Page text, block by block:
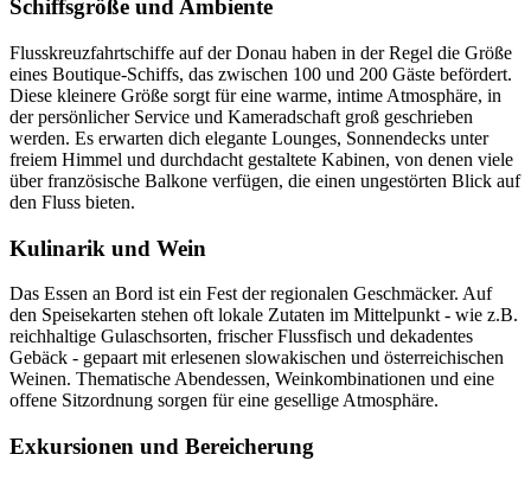
Schiffsgröße und Ambiente
Flusskreuzfahrtschiffe auf der Donau haben in der Regel die Größe
eines Boutique-Schiffs, das zwischen 100 und 200 Gäste befördert.
Diese kleinere Größe sorgt für eine warme, intime Atmosphäre, in
der persönlicher Service und Kameradschaft groß geschrieben
werden. Es erwarten dich elegante Lounges, Sonnendecks unter
freiem Himmel und durchdacht gestaltete Kabinen, von denen viele
über französische Balkone verfügen, die einen ungestörten Blick auf
den Fluss bieten.
Kulinarik und Wein
Das Essen an Bord ist ein Fest der regionalen Geschmäcker. Auf
den Speisekarten stehen oft lokale Zutaten im Mittelpunkt - wie z.B.
reichhaltige Gulaschsorten, frischer Flussfisch und dekadentes
Gebäck - gepaart mit erlesenen slowakischen und österreichischen
Weinen. Thematische Abendessen, Weinkombinationen und eine
offene Sitzordnung sorgen für eine gesellige Atmosphäre.
Exkursionen und Bereicherung